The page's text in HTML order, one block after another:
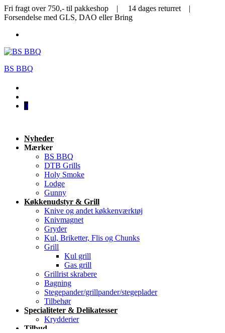
Fri fragt over 750,- til pakkeshop | 14 dages returret |
Forsendelse med GLS, DAO eller Bring
BS BBQ
0
Nyheder
Mærker
BS BBQ
DTB Grills
Holy Smoke
Lodge
Gunny
Køkkenudstyr & Grill
Knive og andet køkkenværktøj
Knivmagnet
Gryder
Kul, Briketter, Flis og Chunks
Grill
Kul grill
Gas grill
Grillrist skrabere
Bagning
Stegepander/grillpander/stegeplader
Tilbehør
Specialiteter & Delikatesser
Krydderier
Tilbud